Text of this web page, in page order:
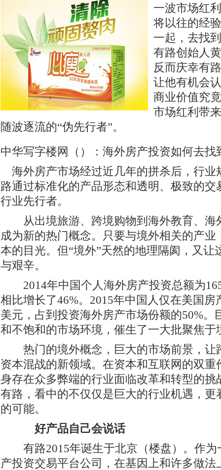
一波市场红
将以往的经
一起，去找
有路创始人
反而庆幸有
让他有机会
商业价值究
市场红利带
随波逐流的“伪先行者”。
中华写字楼网（）：海外房产投资如何去找
海外房产市场经过近几年的拼杀后，行业
路通过标准化的产品形态和透明、极致的交
行业先行者。
从出境旅游、跨境购物到海外教育、海
成为新的热门概念。只要与境外相关的产业
本的目光。但“境外”天然的地理隔阂，又让
与艰辛。
2014年中国个人海外房产投资总额为
相比增长了46%。2015年中国人仅在美国房
美元，占到投资海外房产市场份额的50%。
和不饱和的市场环境，催生了一大批聚焦于
热门的境外概念，巨大的市场前景，让
资本混战的新领域。在资本和互联网的双重
身存在众多弊端的行业面临改革和转型的挑
有路，看中的不仅仅是巨大的行业机遇，更
的可能。
好产品自己会说话
有路2015年诞生于北京（楼盘）。作为
产投资交易平台公司，在基因上和许多做法